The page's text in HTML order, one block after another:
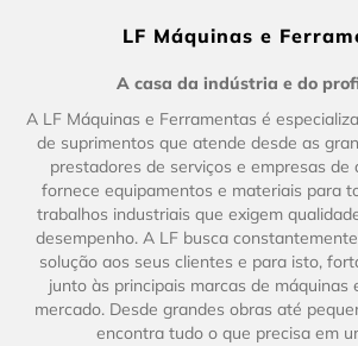
LF Máquinas e
A casa da indústria e do
A LF Máquinas e Ferramentas é
de suprimentos que atende desde as
prestadores de serviços e empresas de
fornece equipamentos e materiais para
trabalhos industriais que exigem
desempenho. A LF busca
solução aos seus clientes e para isto,
junto às principais marcas de máquinas
mercado. Desde grandes obras até
encontra tudo o que precisa em